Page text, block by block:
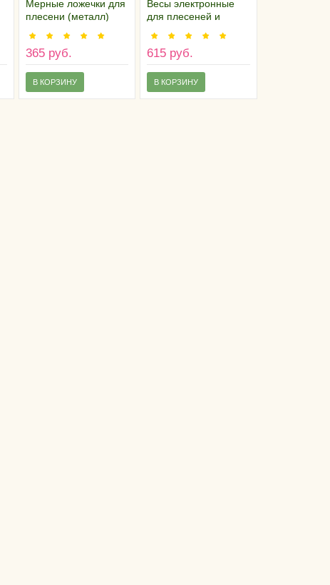
Мерные ложечки для
плесени (металл)
365 руб.
В КОРЗИНУ
Весы электронные
для плесеней и
615 руб.
В КОРЗИНУ